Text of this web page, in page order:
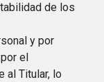
de los
y por
el
al Titular, lo